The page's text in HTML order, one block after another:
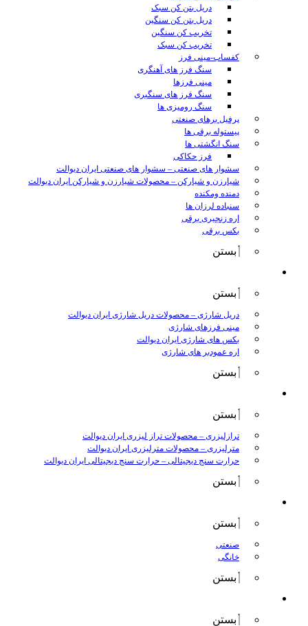
دریل بتن کن سبک
دریل بتن کن سنگین
تخریب کن سنگین
تخریب کن سبک
کفساب-مینی فرز
سنگ فرز های آهنگری
مینی فرزها
سنگ فرز های سنگبری
سنگ رومیزی ها
پرفیل برهای صنعتی
پیستوله برقی ها
سنگ انگشتی ها
فرز حکاکی
سشوار های صنعتی – سشوار های صنعتی ایران دیوالت
شیارزن و شیارکن – محصولات شیارزن و شیارکن ایران دیوالت
دمنده ومکنده
سنباده لرزان ها
اره زنجیری برقی
بکس برقی
بستن
بستن
دریل شارژی – محصولات دریل شارژی ایران دیوالت
مینی فرزهای شارژی
بکس های شارژی ایران دیوالت
اره عمودبر های شارژی
بستن
بستن
ترازلیزری – محصولات تراز لیزری ایران دیوالت
مترلیزری – محصولات مترلیزری ایران دیوالت
حرارت سنج دیجیتالی – حرارت سنج دیجیتالی ایران دیوالت
بستن
بستن
صنعتی
خانگی
بستن
بستن